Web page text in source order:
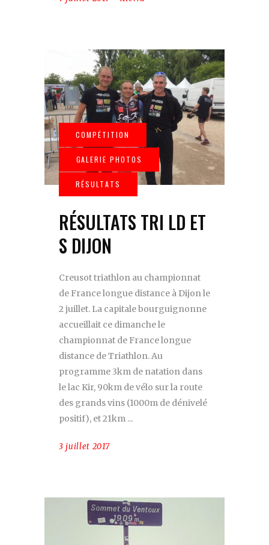
RÉSULTATS TRI LD ET
S DIJON
Creusot triathlon au championnat
de France longue distance à Dijon le
2 juillet. La capitale bourguignonne
accueillait ce dimanche le
championnat de France longue
distance de Triathlon. Au
programme 3km de natation dans
le lac Kir, 90km de vélo sur la route
des grands vins (1000m de dénivelé
positif), et 21km
3 juillet 2017